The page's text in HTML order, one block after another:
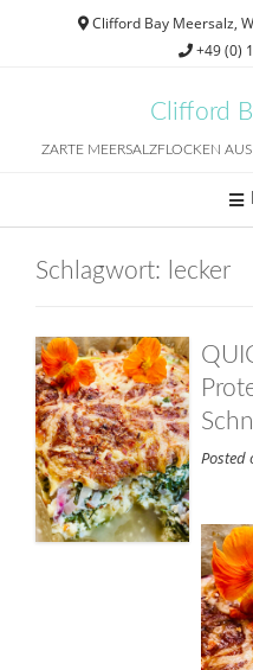
Clifford Bay Meersalz,
+49 (0)
Clifford
ZARTE MEERSALZFLOCKEN
Schlagwort: lecker
Posted